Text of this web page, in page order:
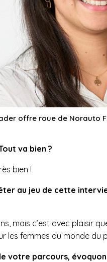
offre roue de Norauto
va bien ?
bien !
au jeu de cette
mais c’est avec plaisir
les femmes du monde du
votre parcours,